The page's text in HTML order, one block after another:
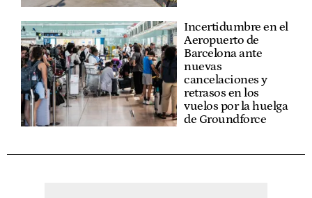
Incertidumbre en el
Aeropuerto de
Barcelona ante
nuevas
cancelaciones y
retrasos en los
vuelos por la huelga
de Groundforce